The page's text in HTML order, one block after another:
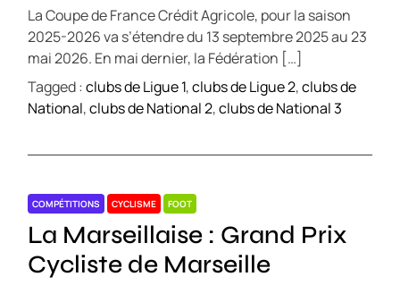
La Coupe de France Crédit Agricole, pour la saison
2025-2026 va s’étendre du 13 septembre 2025 au 23
mai 2026. En mai dernier, la Fédération […]
Tagged :clubs de Ligue 1,clubs de Ligue 2,clubs de
National,clubs de National 2,clubs de National 3
COMPÉTITIONS CYCLISME FOOT
La Marseillaise : Grand Prix
Cycliste de Marseille